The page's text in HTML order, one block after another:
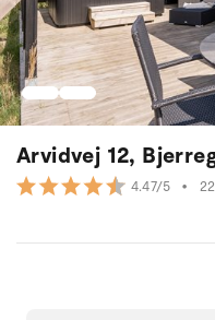
Arvidvej 12,
4.47/5 • 22